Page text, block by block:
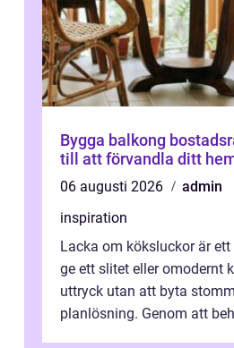
Bygga balkong
till att förvandla ditt
06 augusti 2026
admin
inspiration
Lacka om köksluckor är
ge ett slitet eller omodernt
uttryck utan att byta
planlösning. Genom att